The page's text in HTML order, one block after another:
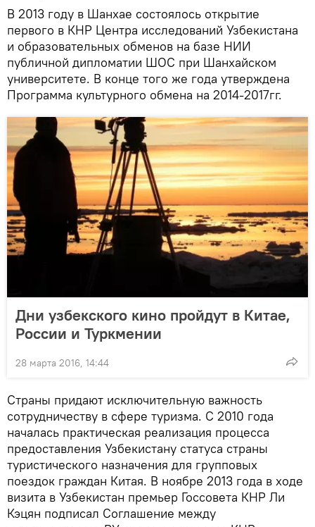
В 2013 году в Шанхае состоялось открытие
первого в КНР Центра исследований Узбекистана
и образовательных обменов на базе НИИ
публичной дипломатии ШОС при Шанхайском
университете. В конце того же года утверждена
Программа культурного обмена на 2014-2017гг.
Дни узбекского кино пройдут в Китае,
России и Туркмении
28 марта 2016, 14:44
Страны придают исключительную важность
сотрудничеству в сфере туризма. С 2010 года
началась практическая реализация процесса
предоставления Узбекистану статуса страны
туристического назначения для групповых
поездок граждан Китая. В ноябре 2013 года в ходе
визита в Узбекистан премьер Госсовета КНР Ли
Кэцян подписал Соглашение между